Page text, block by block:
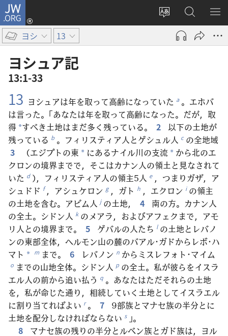
JW.ORG
サ
ト
変
え
る
ロ
グ
ン
ブ
で
開
く）
JW.ORG
の
検
メ
を
ヨシ 13
ヨシュア​記
13:1-33
13 ヨシュアは年を取って高齢になっていた a 。エホバ
は言った。「あなたは年を取って高齢になった。だが，取
得 *すべき土地はまだ多く残っている。 2
以下の土地が
残っている b 。フィリスティア人とゲシュル人 c の全地域
3
（エジプトの東 * にあるナイル川の支流 * から北のエ
クロンの境界までで，そこはカナン人の領土と見なされて
いた d ），フィリスティア人の領主5人 e ，つまりガザ，ア
シュドド f ，アシュケロン g ，ガト h ，エクロン i の領主
の土地を含む。アビム人 j の土地， 4
南の方。カナン人
の全土。シドン人 k のメアラ，およびアフェクまで，アモ
リ人との境界まで。
5 ゲバルの人たち l の土地とレバノ
ンの東部全体，ヘルモン山の麓のバアル･ガドからレボ･ハ
マト * m まで。 6 レバノン n からミスレフォト･マイム
o までの山地全体。シドン人 p の全土。私が彼らをイスラ
エル人の前から追い払う q 。あなたはただそれらの土地
を，私が命じた通り，相続していく土地としてイスラエル
に割り当てればよい r 。 7
9部族とマナセ族の半分とに
土地を配分しなければならない s 」。
8
マナセ族の残りの半分とルベン族とガド族は，ヨル